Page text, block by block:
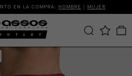
EN LA COMPRA: HOMBRE | MUJER